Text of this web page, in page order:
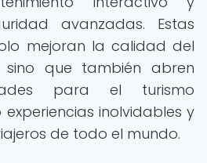
avanzadas. Estas
mejoran la calidad del
que también abren
para el turismo
inolvidables y
de todo el mundo.